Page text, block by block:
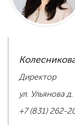
Директор
ул. Ульянова д.
+7 (831) 262-